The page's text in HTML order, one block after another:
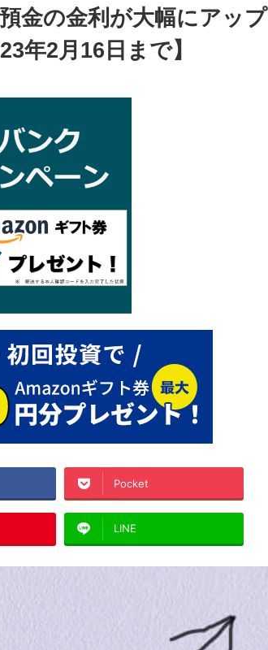
金の金利が大幅にアップ
年2月16日まで】
Pocket
LINE